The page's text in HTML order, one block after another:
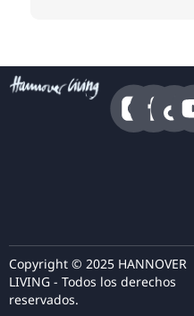
Copyright © 2025 HANNOVER
LIVING - Todos los derechos
reservados.